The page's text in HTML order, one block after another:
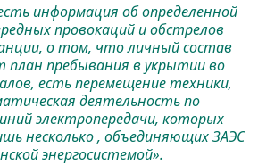
информация об определенной
провокаций и обстрелов
о том, что личный состав
план пребывания в укрытии во
есть перемещение техники,
деятельность по
электропередачи, которых
несколько , объединяющих ЗАЭС
энергосистемой».